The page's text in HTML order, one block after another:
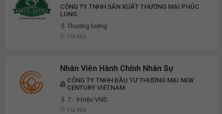
CÔNG TY TNHH SẢN XUẤT THƯƠNG MẠI PHÚC
LONG
Thương lượng
Hà Nội
Nhân Viên Hành Chính Nhân Sự
CÔNG TY TNHH ĐẦU TƯ THƯƠNG MẠI NEW
CENTURY VIETNAM
7 - 9 triệu VNĐ
Hà Nội